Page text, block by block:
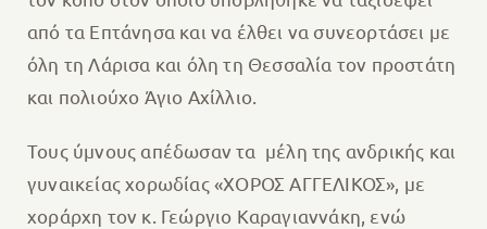
‬από‭ ‬τα‭ ‬Επτάνησα‭ ‬και‭ ‬να‭‭ ‬έλθει‭ ‬να συνεορτάσει με
όλη τη Λάρισα και όλη τη Θεσσαλία τον προστάτη
και πολιούχο Άγιο Αχίλλιο.
Τους ύμνους απέδωσαν τα ‭ ‬μέλη‭ ‬της‭ ‬ανδρικής‭ ‬και
γυναικείας χορωδίας‭ ‬«ΧΟΡΟΣ‭ ‬‬ΑΓΓΕΛΙΚΟΣ»,‭ ‬με‭
‬χοράρχη‭ ‬τον‭ ‬κ.‭ ‬Γεώργιο Καραγιαννάκη, ενώ